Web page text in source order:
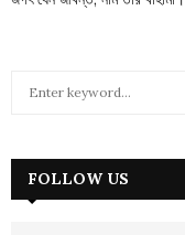
h
FOLLOW US